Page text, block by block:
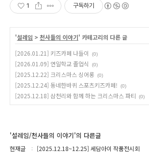
1 구독하기
'설레임 > 천사들의 이야기' 카테고리의 다른 글
[2026.01.21] 키즈카페 나들이
(0)
[2026.01.09] 연일학교 졸업식 (0)
[2025.12.22] 크리스마스 싱어롱 (0)
[2025.12.24] 동네한바퀴 스포츠키즈카페! (0)
[2025.12.18] 삼천리와 함께 하는 크리스마스 파티 (0)
'설레임/천사들의 이야기'의 다른글
현재글 [2025.12.18~12.25] 세담아이 작품전시회